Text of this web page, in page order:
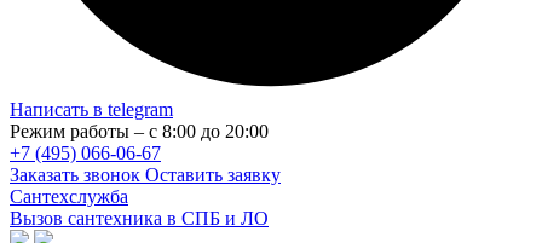
Написать в telegram
Режим работы – с 8:00 до 20:00
+7 (495) 066-06-67
Заказать звонок Оставить заявку
Сантехслужба
Вызов сантехника в СПБ и ЛО